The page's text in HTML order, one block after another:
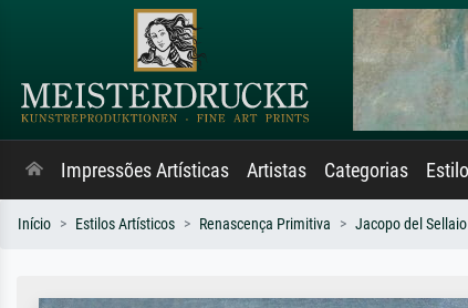
Impressões Artísticas Artistas Categorias
Início Estilos Artísticos Renascença Primitiva Jacopo del Sellaio